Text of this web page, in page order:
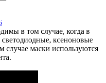
в том случае, когда в
ксеноновые
маски используются